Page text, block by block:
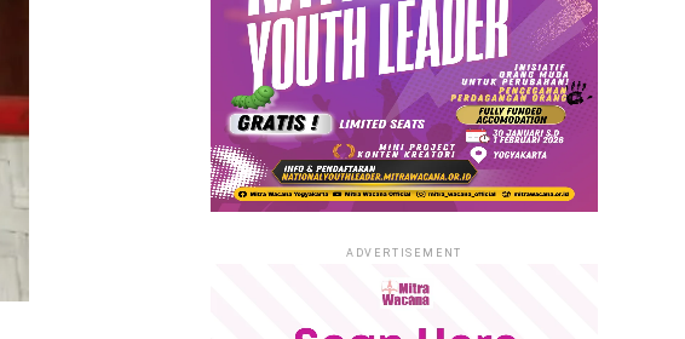
ADVERTISEMENT